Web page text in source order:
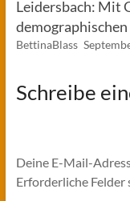
Leidersbach: Mit
demographischen
BettinaBlass
Schreibe
Deine E-Mail-
Erforderliche Felder